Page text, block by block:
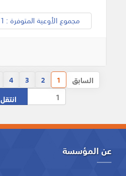
مجموع الأوعية المتوفرة : 1
السابق 1
2
3
4
انتقل
عن المؤسسة